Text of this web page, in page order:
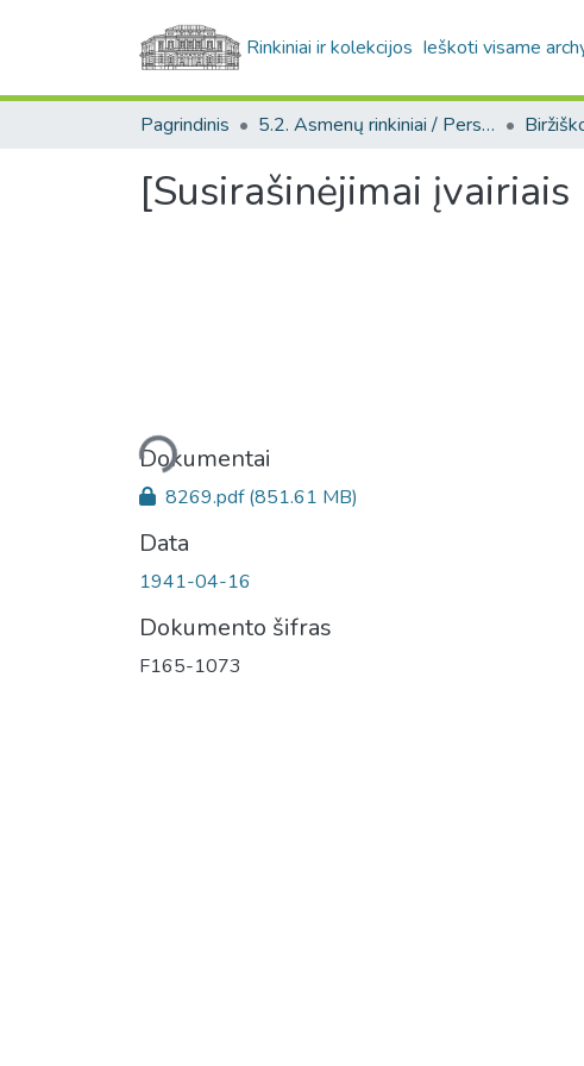
Rinkiniai ir kolekcijos Ieškoti visame
Pagrindinis 5.2. Asmenų rinkiniai / Personal collections
[Susirašinėjimai
Įkeliama...
Dokumentai
8269.pdf(851.61 MB)
Data
1941-04-16
Dokumento šifras
F165-1073